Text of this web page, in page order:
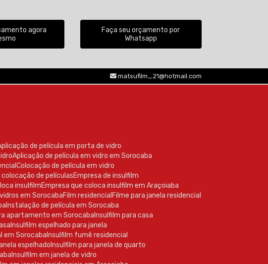
agora
Faça seu orçamento por
Whatsapp
matsufilm_21@hotmail.com
Aplicação de película em porta de vidro
Aplicação de película em vidro em Sorocaba
Colocação de película em vidro
colocação de películas Empresa de insulfilm
insulfilm Empresa que coloca insulfilm em Araçoiaba
em Sorocaba Film residencial
Filme para janela residencial
Instalação de película em Sorocaba
apartamento em Sorocaba Insulfilm para casa
Insulfilm espelhado para janela
em Sorocaba Insulfilm fumê residencial
espelhado Insulfilm para janela de quarto
Insulfilm em janela de vidro